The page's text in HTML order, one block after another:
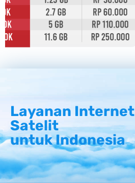
Layanan Internet
Satelit
untuk Indonesia